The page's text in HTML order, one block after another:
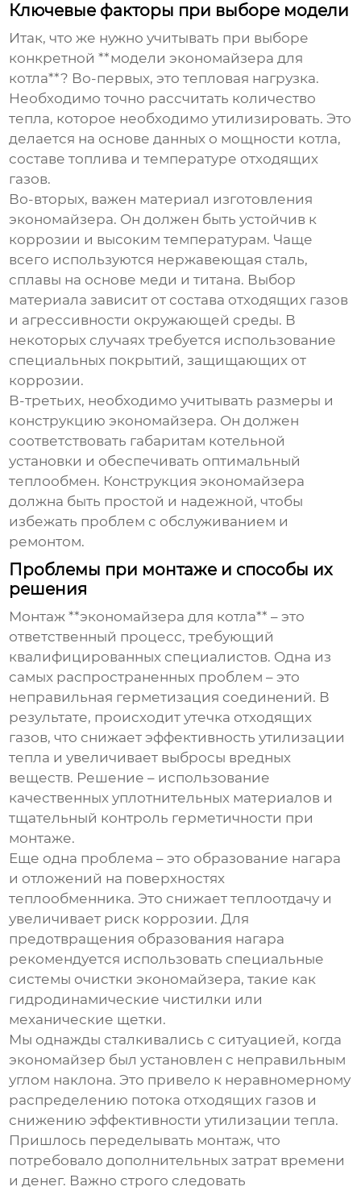
Ключевые факторы при выборе модели
Итак, что же нужно учитывать при выборе
конкретной **модели экономайзера для
котла**? Во-первых, это тепловая нагрузка.
Необходимо точно рассчитать количество
тепла, которое необходимо утилизировать. Это
делается на основе данных о мощности котла,
составе топлива и температуре отходящих
газов.
Во-вторых, важен материал изготовления
экономайзера. Он должен быть устойчив к
коррозии и высоким температурам. Чаще
всего используются нержавеющая сталь,
сплавы на основе меди и титана. Выбор
материала зависит от состава отходящих газов
и агрессивности окружающей среды. В
некоторых случаях требуется использование
специальных покрытий, защищающих от
коррозии.
В-третьих, необходимо учитывать размеры и
конструкцию экономайзера. Он должен
соответствовать габаритам котельной
установки и обеспечивать оптимальный
теплообмен. Конструкция экономайзера
должна быть простой и надежной, чтобы
избежать проблем с обслуживанием и
ремонтом.
Проблемы при монтаже и способы их
решения
Монтаж **экономайзера для котла** – это
ответственный процесс, требующий
квалифицированных специалистов. Одна из
самых распространенных проблем – это
неправильная герметизация соединений. В
результате, происходит утечка отходящих
газов, что снижает эффективность утилизации
тепла и увеличивает выбросы вредных
веществ. Решение – использование
качественных уплотнительных материалов и
тщательный контроль герметичности при
монтаже.
Еще одна проблема – это образование нагара
и отложений на поверхностях
теплообменника. Это снижает теплоотдачу и
увеличивает риск коррозии. Для
предотвращения образования нагара
рекомендуется использовать специальные
системы очистки экономайзера, такие как
гидродинамические чистилки или
механические щетки.
Мы однажды сталкивались с ситуацией, когда
экономайзер был установлен с неправильным
углом наклона. Это привело к неравномерному
распределению потока отходящих газов и
снижению эффективности утилизации тепла.
Пришлось переделывать монтаж, что
потребовало дополнительных затрат времени
и денег. Важно строго следовать